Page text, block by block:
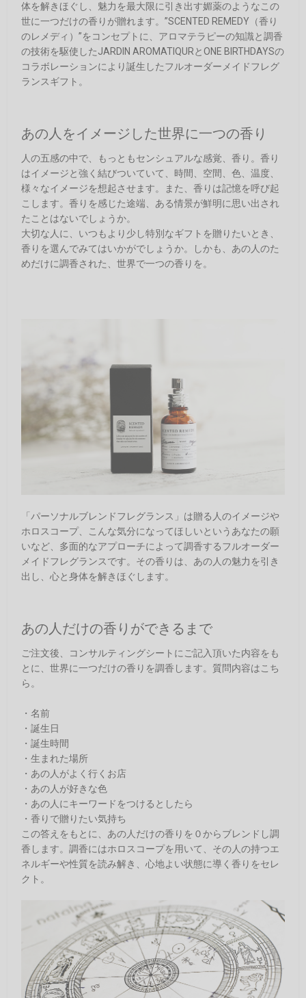
体を解きほぐし、魅力を最大限に引き出す媚薬のようなこの
世に一つだけの香りが贈れます。”SCENTED REMEDY（香り
のレメディ）”をコンセプトに、アロマテラピーの知識と調香
の技術を駆使したJARDIN AROMATIQURとONE BIRTHDAYSの
コラボレーションにより誕生したフルオーダーメイドフレグ
ランスギフト。
あの人をイメージした世界に一つの香り
人の五感の中で、もっともセンシュアルな感覚、香り。香り
はイメージと強く結びついていて、時間、空間、色、温度、
様々なイメージを想起させます。また、香りは記憶を呼び起
こします。香りを感じた途端、ある情景が鮮明に思い出され
たことはないでしょうか。
大切な人に、いつもより少し特別なギフトを贈りたいとき、
香りを選んでみてはいかがでしょうか。しかも、あの人のた
めだけに調香された、世界で一つの香りを。
「パーソナルブレンドフレグランス」は贈る人のイメージや
ホロスコープ、こんな気分になってほしいというあなたの願
いなど、多面的なアプローチによって調香するフルオーダー
メイドフレグランスです。その香りは、あの人の魅力を引き
出し、心と身体を解きほぐします。
あの人だけの香りができるまで
ご注文後、コンサルティングシートにご記入頂いた内容をも
とに、世界に一つだけの香りを調香します。質問内容はこち
ら。
・名前
・誕生日
・誕生時間
・生まれた場所
・あの人がよく行くお店
・あの人が好きな色
・あの人にキーワードをつけるとしたら
・香りで贈りたい気持ち
この答えをもとに、あの人だけの香りを０からブレンドし調
香します。調香にはホロスコープを用いて、その人の持つエ
ネルギーや性質を読み解き、心地よい状態に導く香りをセレ
クト。